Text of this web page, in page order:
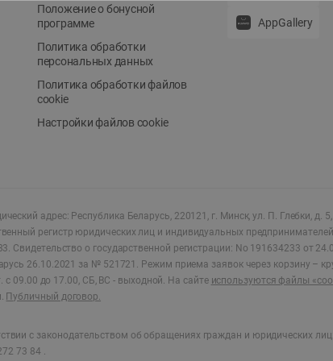
Положение о бонусной
программе
Политика обработки
персональных данных
Политика обработки файлов
cookie
Настройки файлов cookie
AppGallery
адрес: Республика Беларусь, 220121, г. Минск, ул. П. Глебки, д.
регистр юридических лиц и индивидуальных
Свидетельство о государственной регистрации: No 191634233 от
26.10.2021 за № 521721. Режим приема заявок через корзину –
09.00 до 17.00, СБ, ВС - выходной. На сайте используются файлы
Публичный договор.
с законодательством об обращениях граждан и юридических
73 84 .